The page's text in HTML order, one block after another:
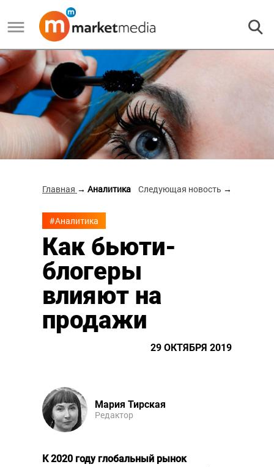
Главная → Аналитика Следующая новость →
#Аналитика
Как бьюти-
блогеры
влияют на
продажи
29 ОКТЯБРЯ 2019
Мария Тирская
Редактор
К 2020 году глобальный рынок